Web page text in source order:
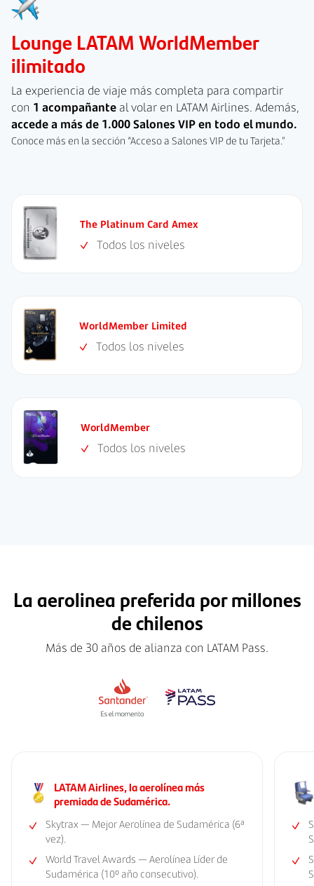
Lounge LATAM WorldMember
ilimitado
La experiencia de viaje más completa para compartir
con 1 acompañante al volar en LATAM Airlines. Además,
accede a más de 1.000 Salones VIP en todo el mundo.
Conoce más en la sección “Acceso a Salones VIP de tu Tarjeta.”
The Platinum Card Amex
Todos los niveles
WorldMember Limited
Todos los niveles
WorldMember
Todos los niveles
La aerolinea preferida por millones
de chilenos
Más de 30 años de alianza con LATAM Pass.
LATAM Airlines, la aerolínea más
premiada de Sudamérica.
Skytrax — Mejor Aerolínea de Sudamérica (6ª
vez).
World Travel Awards — Aerolínea Líder de
Sudamérica (10º año consecutivo).